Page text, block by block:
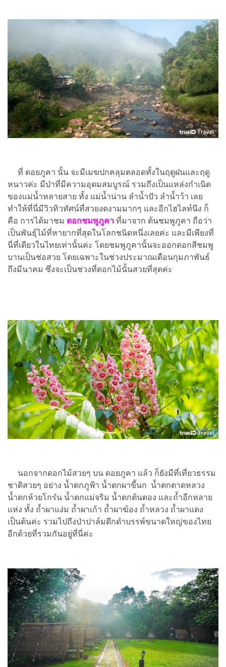
ที่ ดอยภูคา นั้น จะมีเมฆปกคลุมตลอดทั้งในฤดูฝนและฤดู
หนาวค่ะ มีป่าที่มีความอุดมสมบูรณ์ รวมถึงเป็นแหล่งกำเนิด
ของแม่น้ำหลายสาย ทั้ง แม่น้ำน่าน ลำน้ำปัว ลำน้ำว้า เลย
ทำให้ที่นี่มีวิวทิวทัศน์ที่สวยงดงามมากๆ และอีกไฮไลท์นึง ก็
คือ การได้มาชม ดอกชมพูภูคา ที่มาจาก ต้นชมพูภูคา ถือว่า
เป็นพันธุ์ไม้ที่หายากที่สุดในโลกชนิดหนึ่งเลยค่ะ และมีเพียงที่
นี่ที่เดียวในไทยเท่านั้นค่ะ โดยชมพูภูคานั้นจะออกดอกสีชมพู
บานเป็นช่อสวย โดยเฉพาะในช่วงประมาณเดือนกุมภาพันธ์
ถึงมีนาคม ซึ่งจะเป็นช่วงที่ดอกไม้นั้นสวยที่สุดค่ะ
นอกจากดอกไม้สวยๆ บน ดอยภูคา แล้ว ก็ยังมีที่เที่ยวธรรม
ชาติสวยๆ อย่าง น้ำตกภูฟ้า น้ำตกผาขี้นก น้ำตกตาดหลวง
น้ำตกห้วยโกร๋น น้ำตกแม่จริม น้ำตกต้นตอง และถ้ำอีกหลาย
แห่ง ทั้ง ถ้ำผาแง่ม ถ้ำผาเก้า ถ้ำผาฆ้อง ถ้ำหลวง ถ้ำผาแดง
เป็นต้นค่ะ รวมไปถึงป่าปาล์มดึกดำบรรพ์ขนาดใหญ่ของไทย
อีกด้วยที่รวมกันอยู่ที่นี่ค่ะ